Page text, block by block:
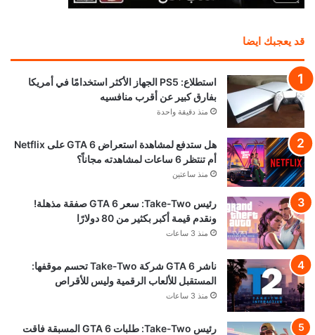
قد يعجبك ايضا
استطلاع: PS5 الجهاز الأكثر استخدامًا في أمريكا
بفارق كبير عن أقرب منافسيه
منذ دقيقة واحدة
هل ستدفع لمشاهدة استعراض GTA 6 على Netflix
أم تنتظر 6 ساعات لمشاهدته مجاناً؟
منذ ساعتين
رئيس Take-Two: سعر GTA 6 صفقة مذهلة!
ونقدم قيمة أكبر بكثير من 80 دولارًا
منذ 3 ساعات
ناشر GTA 6 شركة Take-Two تحسم موقفها:
المستقبل للألعاب الرقمية وليس للأقراص
منذ 3 ساعات
رئيس Take-Two: طلبات GTA 6 المسبقة فاقت